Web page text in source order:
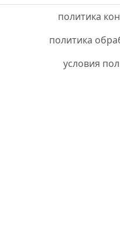
политика
политика
условия